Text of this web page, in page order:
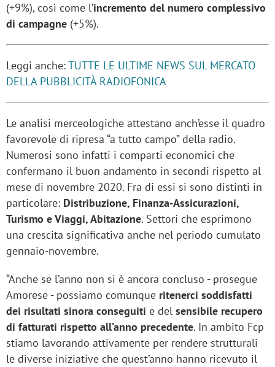
(+9%), così come l’incremento del numero complessivo
di campagne (+5%).
Leggi anche:TUTTE LE ULTIME NEWS SUL MERCATO
DELLA PUBBLICITÀ RADIOFONICA
Le analisi merceologiche attestano anch’esse il quadro
favorevole di ripresa “a tutto campo” della radio.
Numerosi sono infatti i comparti economici che
confermano il buon andamento in secondi rispetto al
mese di novembre 2020. Fra di essi si sono distinti in
particolare: Distribuzione, Finanza-Assicurazioni,
Turismo e Viaggi, Abitazione. Settori che esprimono
una crescita significativa anche nel periodo cumulato
gennaio-novembre.
“Anche se l’anno non si è ancora concluso - prosegue
Amorese - possiamo comunque ritenerci soddisfatti
dei risultati sinora conseguiti e del sensibile recupero
di fatturati rispetto all’anno precedente. In ambito Fcp
stiamo lavorando attivamente per rendere strutturali
le diverse iniziative che quest’anno hanno ricevuto il